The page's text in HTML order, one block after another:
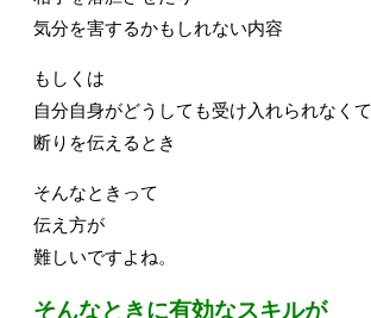
気分を害するかもしれない内容
もしくは
自分自身がどうしても受け入れられなくて
断りを伝えるとき
そんなときって
伝え方が
難しいですよね。
そんなときに有効なスキルが